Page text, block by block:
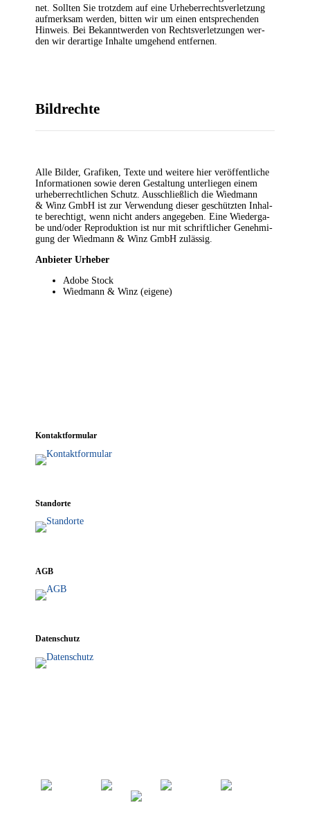
net. Soll­ten Sie trotz­dem auf eine Urhe­ber­rechts­ver­let­zung
auf­merk­sam wer­den, bit­ten wir um einen ent­spre­chen­den
Hin­weis. Bei Bekannt­wer­den von Rechts­ver­let­zun­gen wer­
den wir der­ar­ti­ge Inhal­te umge­hend entfernen.
Bild­rech­te
Alle Bil­der, Gra­fi­ken, Tex­te und wei­te­re hier ver­öf­fent­li­che
Infor­ma­tio­nen sowie deren Gestal­tung unter­lie­gen einem
urhe­ber­recht­li­chen Schutz. Aus­schließ­lich die Wiedmann
& Winz GmbH ist zur Ver­wen­dung die­ser geschütz­ten Inhal­
te berech­tigt, wenn nicht anders ange­ge­ben. Eine Wie­der­ga­
be und/oder Repro­duk­ti­on ist nur mit schrift­li­cher Geneh­mi­
gung der Wiedmann & Winz GmbH zulässig.
Anbie­ter Urheber
Ado­be Stock
Wiedmann & Winz (eige­ne)
Kon­takt­for­mu­lar
Stand­or­te
AGB
Daten­schutz